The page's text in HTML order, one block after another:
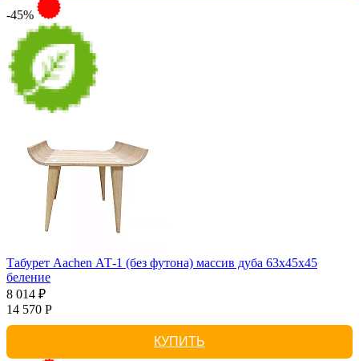
-45%
Табурет Aachen АТ-1 (без футона) массив дуба 63х45х45
беление
8 014 ₽
14 570 Р
КУПИТЬ